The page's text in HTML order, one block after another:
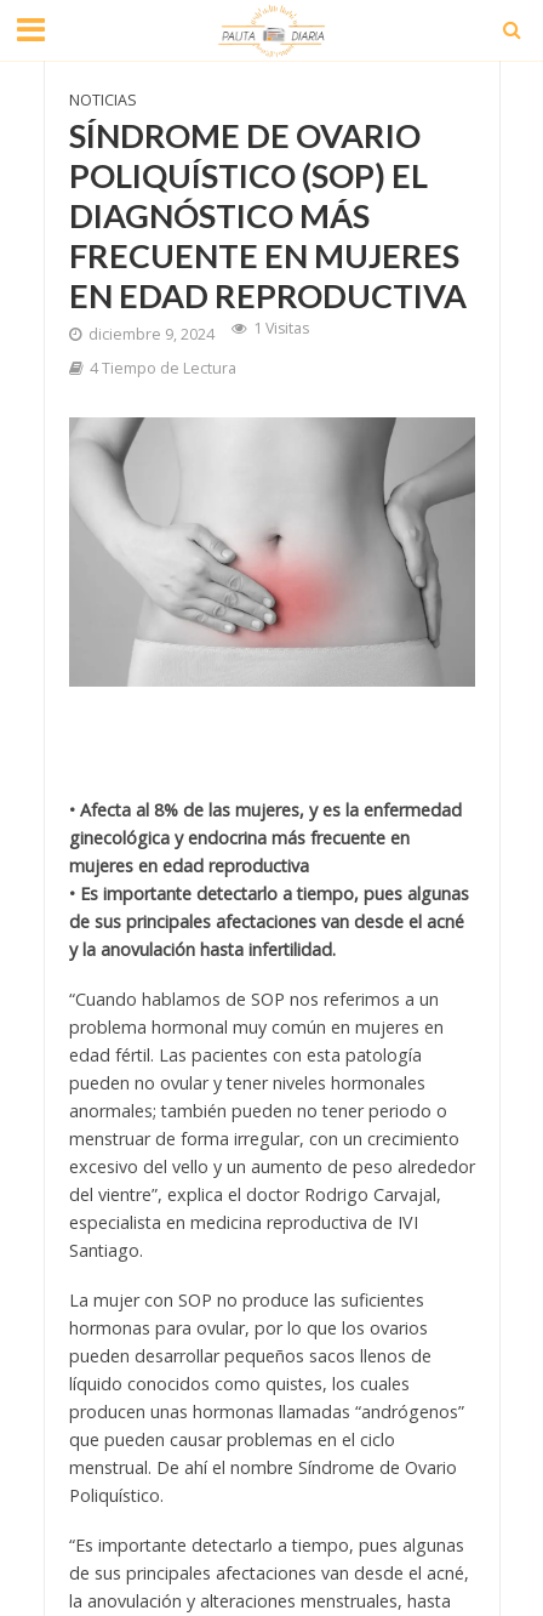
NOTICIAS
SÍNDROME DE OVARIO
POLIQUÍSTICO (SOP) EL
DIAGNÓSTICO MÁS
FRECUENTE EN MUJERES
EN EDAD REPRODUCTIVA
diciembre 9, 2024
1 Visitas
4 Tiempo de Lectura
• Afecta al 8% de las mujeres, y es la enfermedad
ginecológica y endocrina más frecuente en
mujeres en edad reproductiva
• Es importante detectarlo a tiempo, pues algunas
de sus principales afectaciones van desde el acné
y la anovulación hasta infertilidad.
“Cuando hablamos de SOP nos referimos a un
problema hormonal muy común en mujeres en
edad fértil. Las pacientes con esta patología
pueden no ovular y tener niveles hormonales
anormales; también pueden no tener periodo o
menstruar de forma irregular, con un crecimiento
excesivo del vello y un aumento de peso alrededor
del vientre”, explica el doctor Rodrigo Carvajal,
especialista en medicina reproductiva de IVI
Santiago.
La mujer con SOP no produce las suficientes
hormonas para ovular, por lo que los ovarios
pueden desarrollar pequeños sacos llenos de
líquido conocidos como quistes, los cuales
producen unas hormonas llamadas “andrógenos”
que pueden causar problemas en el ciclo
menstrual. De ahí el nombre Síndrome de Ovario
Poliquístico.
“Es importante detectarlo a tiempo, pues algunas
de sus principales afectaciones van desde el acné,
la anovulación y alteraciones menstruales, hasta